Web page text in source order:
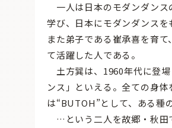
一人は日本のモダンダンス
学び、日本にモダンダンス
また弟子である崔承喜を育
て活躍した人である。
土方巽は、1960年代に登
ンス」といえる。全ての身
は“BUTOH”として、ある種
…という二人を故郷・秋田